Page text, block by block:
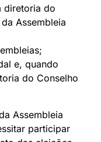
diretoria do
Assembleia
e, quando
do Conselho
Assembleia
participar